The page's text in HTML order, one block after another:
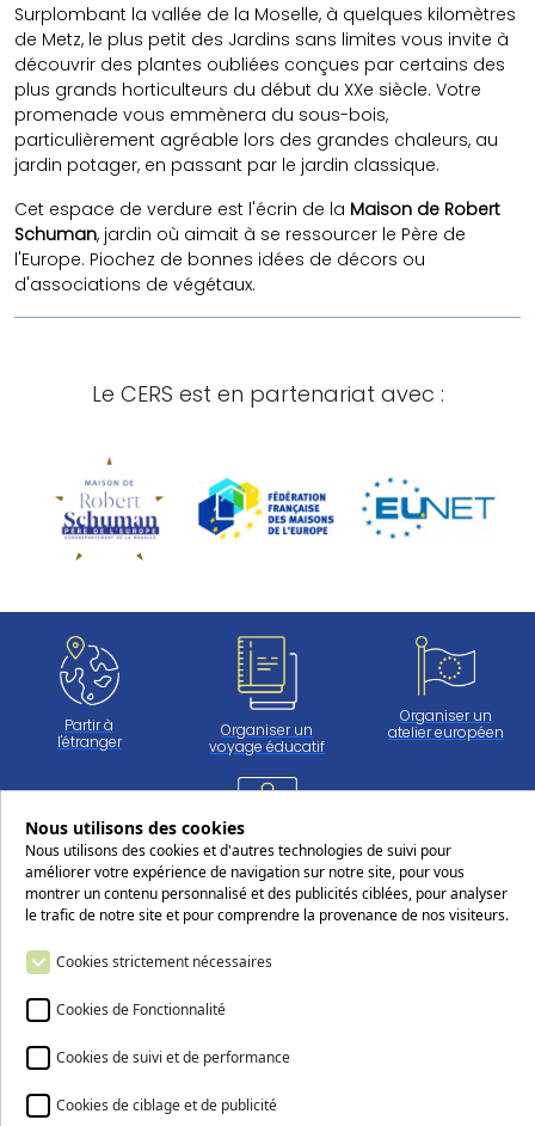
Surplombant la vallée de la Moselle, à quelques kilomètres
de Metz, le plus petit des Jardins sans limites vous invite à
découvrir des plantes oubliées conçues par certains des
plus grands horticulteurs du début du XXe siècle. Votre
promenade vous emmènera du sous-bois,
particulièrement agréable lors des grandes chaleurs, au
jardin potager, en passant par le jardin classique.
Cet espace de verdure est l'écrin de la Maison de Robert
Schuman, jardin où aimait à se ressourcer le Père de
l'Europe. Piochez de bonnes idées de décors ou
d'associations de végétaux.
Le CERS est en partenariat avec :
Partir à
l'étranger
Organiser un
voyage éducatif
Organiser un
atelier européen
Travailler
au CERS
Suivez-nous sur les réseaux sociaux
Nous contacter
Nous utilisons des cookies
Nous utilisons des cookies et d'autres technologies de suivi pour
améliorer votre expérience de navigation sur notre site, pour vous
montrer un contenu personnalisé et des publicités ciblées, pour analyser
le trafic de notre site et pour comprendre la provenance de nos visiteurs.
Cookies strictement nécessaires
Cookies de Fonctionnalité
Cookies de suivi et de performance
Cookies de ciblage et de publicité